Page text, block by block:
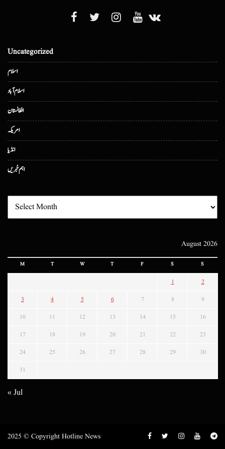
Uncategorized
اسلام
اسلام آباد
افغانستان
امریکہ
انڈیا
اہم خبریں
August 2026
M T W T F S S
1 2
3 4 5 6 7 8 9
10 11 12 13 14 15 16
17 18 19 20 21 22 23
24 25 26 27 28 29 30
31
« Jul
2025 © Copyright Hotline News